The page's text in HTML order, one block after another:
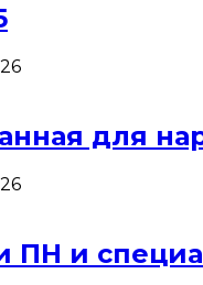
для
ПН и